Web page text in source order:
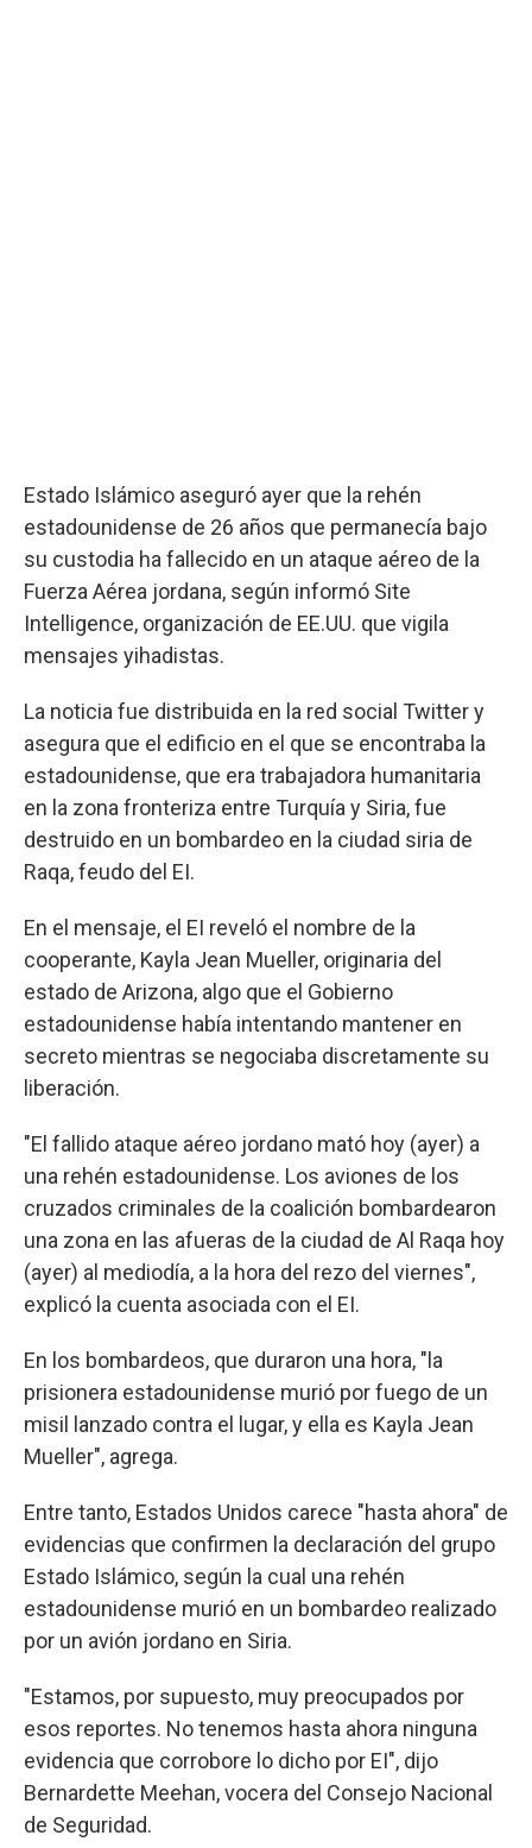
Estado Islámico aseguró ayer que la rehén
estadounidense de 26 años que permanecía bajo
su custodia ha fallecido en un ataque aéreo de la
Fuerza Aérea jordana, según informó Site
Intelligence, organización de EE.UU. que vigila
mensajes yihadistas.
La noticia fue distribuida en la red social Twitter y
asegura que el edificio en el que se encontraba la
estadounidense, que era trabajadora humanitaria
en la zona fronteriza entre Turquía y Siria, fue
destruido en un bombardeo en la ciudad siria de
Raqa, feudo del EI.
En el mensaje, el EI reveló el nombre de la
cooperante, Kayla Jean Mueller, originaria del
estado de Arizona, algo que el Gobierno
estadounidense había intentando mantener en
secreto mientras se negociaba discretamente su
liberación.
"El fallido ataque aéreo jordano mató hoy (ayer) a
una rehén estadounidense. Los aviones de los
cruzados criminales de la coalición bombardearon
una zona en las afueras de la ciudad de Al Raqa hoy
(ayer) al mediodía, a la hora del rezo del viernes",
explicó la cuenta asociada con el EI.
En los bombardeos, que duraron una hora, "la
prisionera estadounidense murió por fuego de un
misil lanzado contra el lugar, y ella es Kayla Jean
Mueller", agrega.
Entre tanto, Estados Unidos carece "hasta ahora" de
evidencias que confirmen la declaración del grupo
Estado Islámico, según la cual una rehén
estadounidense murió en un bombardeo realizado
por un avión jordano en Siria.
"Estamos, por supuesto, muy preocupados por
esos reportes. No tenemos hasta ahora ninguna
evidencia que corrobore lo dicho por EI", dijo
Bernardette Meehan, vocera del Consejo Nacional
de Seguridad.